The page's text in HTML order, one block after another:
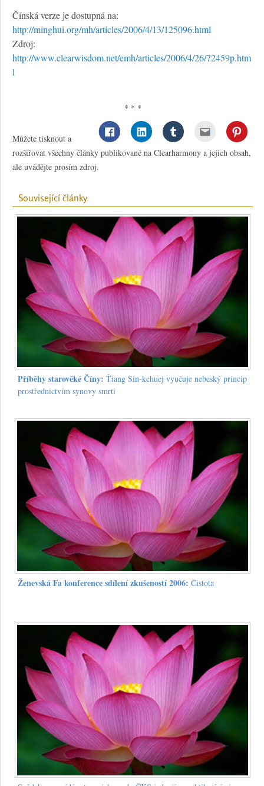
Čínská verze je dostupná na:
http://minghui.org/mh/articles/2006/4/13/125096.html
Zdroj:
http://www.clearwisdom.net/emh/articles/2006/4/26/72459p.htm
l
* * *
Můžete tisknout a
rozšiřovat všechny články publikované na Clearharmony a jejich obsah,
ale uvádějte prosím zdroj.
Související články
Příběhy starověké Číny: Ťiang Sin-kchuej vyučuje nebeský princip
prostřednictvím synovy smrti
Ženevská Fa konference sdílení zkušeností 2006: Čistota